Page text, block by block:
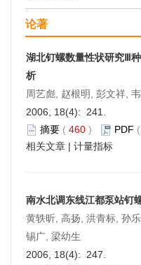
论著
湖北钉螺数量性状研究Ⅲ
析
周艺彪, 赵根明, 彭文祥,
2006, 18(4): 241.
摘要 ( 460 ) PDF
相关文章 | 计量指标
南水北调东线江都泵站钉
黄轶昕, 高扬, 洪青标, 孙
锡广, 梁幼生
2006, 18(4): 247.